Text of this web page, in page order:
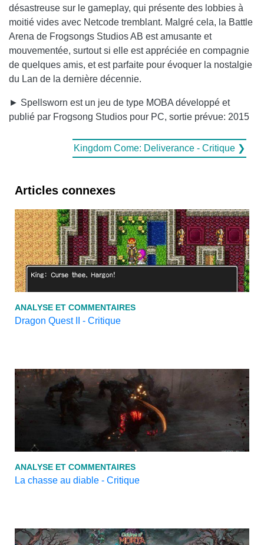
désastreuse sur le gameplay, qui présente des lobbies à
moitié vides avec Netcode tremblant. Malgré cela, la Battle
Arena de Frogsongs Studios AB est amusante et
mouvementée, surtout si elle est appréciée en compagnie
de quelques amis, et est parfaite pour évoquer la nostalgie
du Lan de la dernière décennie.
► Spellsworn est un jeu de type MOBA développé et
publié par Frogsong Studios pour PC, sortie prévue: 2015
Kingdom Come: Deliverance - Critique ❯
Articles connexes
ANALYSE ET COMMENTAIRES
Dragon Quest II - Critique
ANALYSE ET COMMENTAIRES
La chasse au diable - Critique